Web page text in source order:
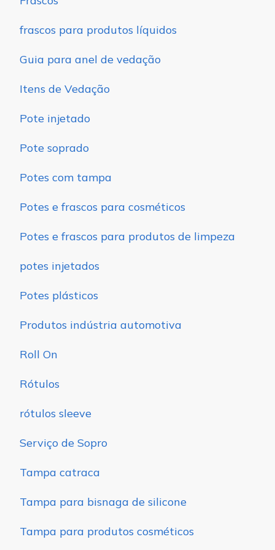
frascos para produtos líquidos
Guia para anel de vedação
Itens de Vedação
Pote injetado
Pote soprado
Potes com tampa
Potes e frascos para cosméticos
Potes e frascos para produtos de limpeza
potes injetados
Potes plásticos
Produtos indústria automotiva
Roll On
Rótulos
rótulos sleeve
Serviço de Sopro
Tampa catraca
Tampa para bisnaga de silicone
Tampa para produtos cosméticos